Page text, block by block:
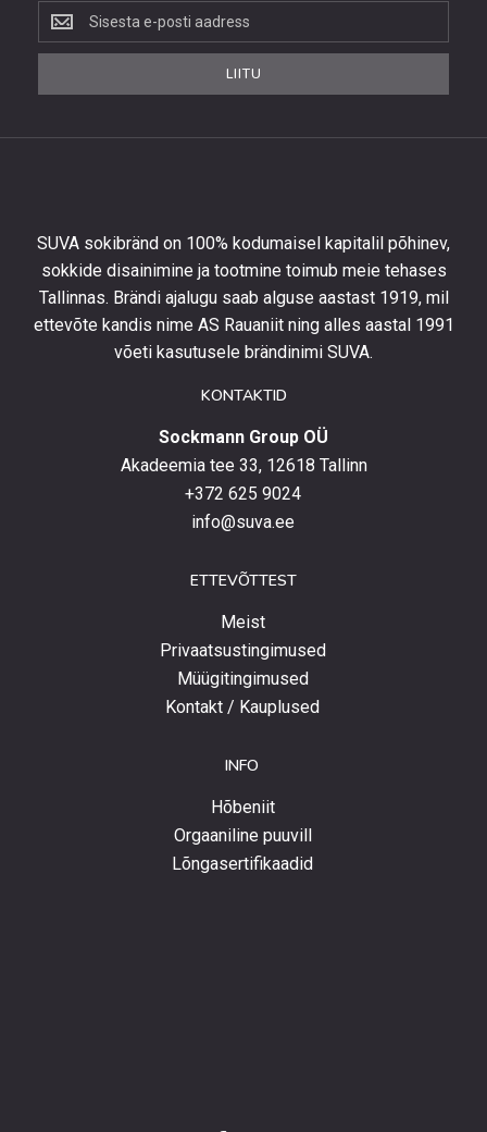
Liitu
uudiskirjaga,
et
kursis
uusimate
toodetega,
eripakkumistega
LIITU
SUVA sokibränd on 100% kodumaisel kapitalil põhinev,
sokkide disainimine ja tootmine toimub meie tehases
Tallinnas. Brändi ajalugu saab alguse aastast 1919, mil
ettevõte kandis nime AS Rauaniit ning alles aastal 1991
võeti kasutusele brändinimi SUVA.
KONTAKTID
Sockmann Group OÜ
Akadeemia tee 33, 12618 Tallinn
+372 625 9024
info@suva.ee
ETTEVÕTTEST
Meist
Privaatsustingimused
Müügitingimused
Kontakt / Kauplused
INFO
Hõbeniit
Orgaaniline puuvill
Lõngasertifikaadid